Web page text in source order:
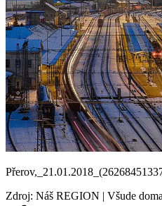
Zdroj: Náš REGION | Všude doma